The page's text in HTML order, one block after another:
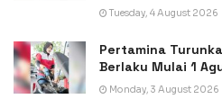
Tuesday, 4 August 2026
Pertamina
Berlaku Mulai 1
Monday, 3 August 2026